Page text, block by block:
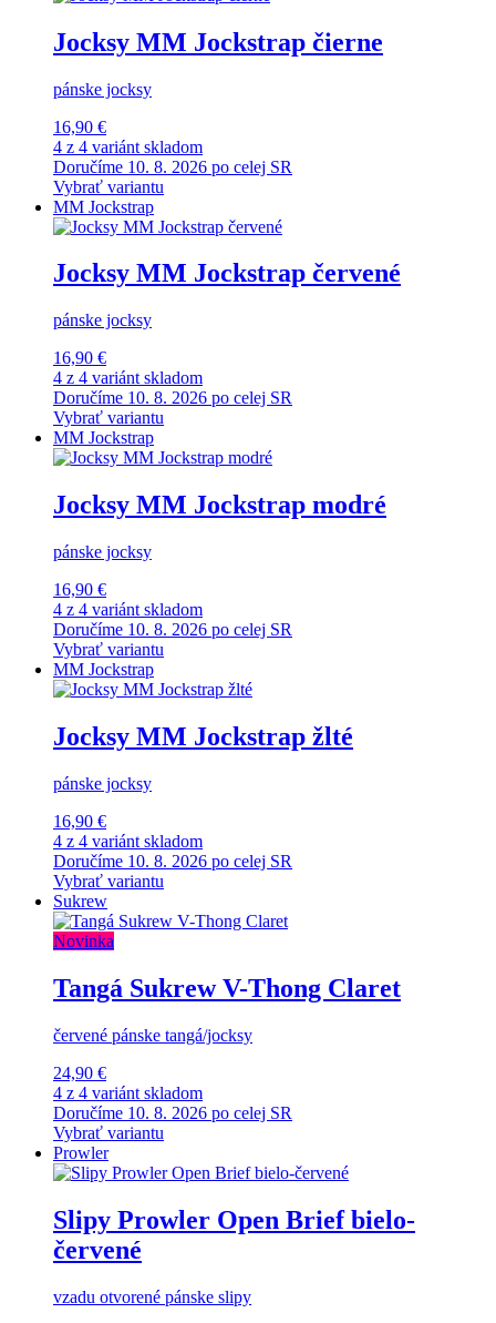
Jocksy MM Jockstrap čierne
pánske jocksy
16,90 €
4 z 4 variánt skladom
Doručíme 10. 8. 2026 po celej SR
Vybrať variantu
MM Jockstrap
Jocksy MM Jockstrap červené
pánske jocksy
16,90 €
4 z 4 variánt skladom
Doručíme 10. 8. 2026 po celej SR
Vybrať variantu
MM Jockstrap
Jocksy MM Jockstrap modré
pánske jocksy
16,90 €
4 z 4 variánt skladom
Doručíme 10. 8. 2026 po celej SR
Vybrať variantu
MM Jockstrap
Jocksy MM Jockstrap žlté
pánske jocksy
16,90 €
4 z 4 variánt skladom
Doručíme 10. 8. 2026 po celej SR
Vybrať variantu
Sukrew
Novinka
Tangá Sukrew V-Thong Claret
červené pánske tangá/jocksy
24,90 €
4 z 4 variánt skladom
Doručíme 10. 8. 2026 po celej SR
Vybrať variantu
Prowler
Slipy Prowler Open Brief bielo-
červené
vzadu otvorené pánske slipy